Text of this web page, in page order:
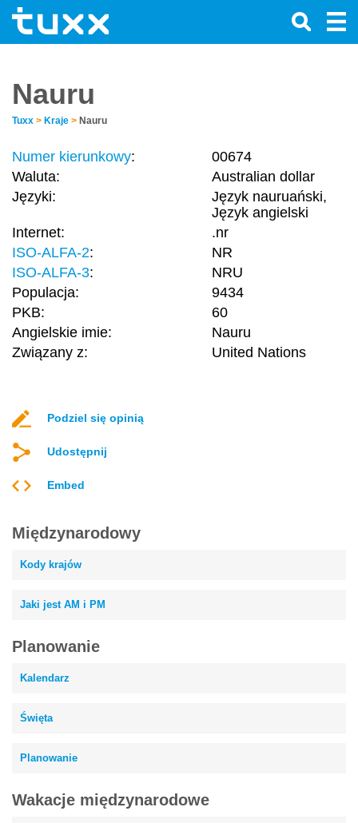
Nauru
Tuxx > Kraje > Nauru
Numer kierunkowy:
00674
Waluta:
Australian dollar
Języki:
Język nauruański,
Język angielski
Internet:
.nr
ISO-ALFA-2:
NR
ISO-ALFA-3:
NRU
Populacja:
9434
PKB:
60
Angielskie imie:
Nauru
Związany z:
United Nations
Podziel się opinią
Udostępnij
Embed
Międzynarodowy
Kody krajów
Jaki jest AM i PM
Planowanie
Kalendarz
Święta
Planowanie
Wakacje międzynarodowe